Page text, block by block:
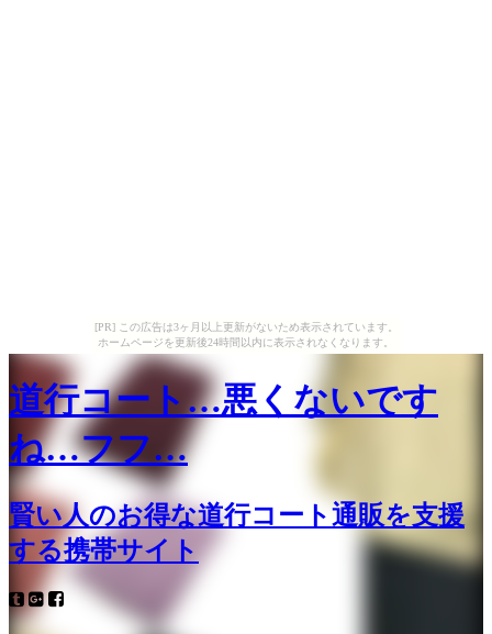
[PR] この広告は3ヶ月以上更新がないため表示されています。
ホームページを更新後24時間以内に表示されなくなります。
道行コート…悪くないです
ね…フフ…
賢い人のお得な道行コート通販を支援
する携帯サイト